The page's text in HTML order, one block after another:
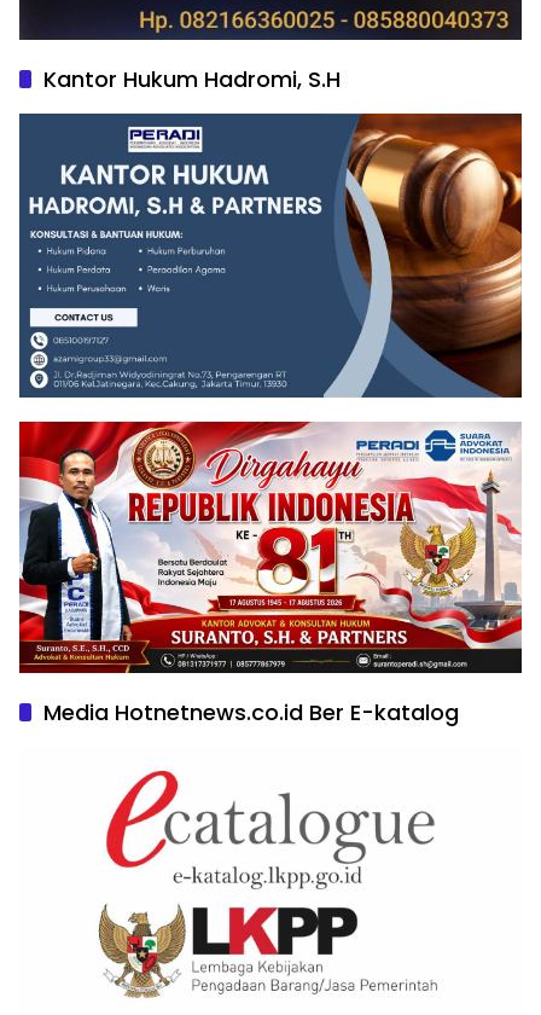
Kantor Hukum Hadromi, S.H
Media Hotnetnews.co.id Ber E-katalog